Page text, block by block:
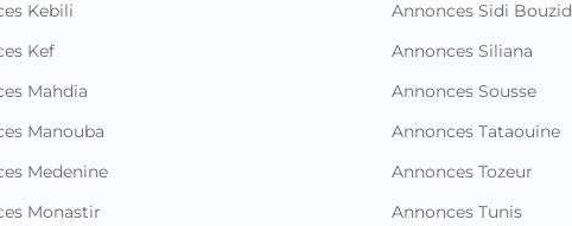
Kebili
Kef
Mahdia
Manouba
Medenine
Monastir
Annonces Sidi Bouzid
Annonces Siliana
Annonces Sousse
Annonces Tataouine
Annonces Tozeur
Annonces Tunis